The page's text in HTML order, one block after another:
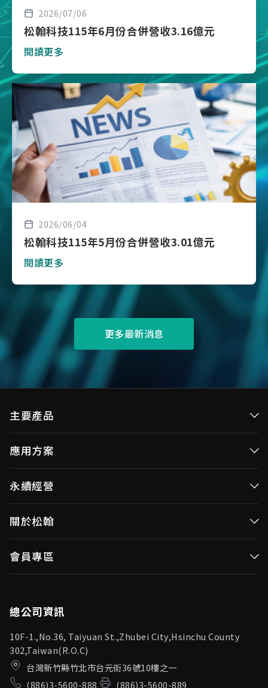
2026/07/06
松翰科技115年6月份合併營收3.16億元
閱讀更多
2026/06/04
松翰科技115年5月份合併營收3.01億元
閱讀更多
更多最新消息
主要產品
視訊/影像控制器
無線視頻傳輸
OID產品(Optical ID)
應用方案
視訊／影像控制器
無線視頻傳輸
永續經營
投資人專區
利害關係人
關於松翰
會員專區
總公司資訊
10F-1.,No.36, Taiyuan St.,Zhubei City,Hsinchu County
302,Taiwan(R.O.C)
台灣新竹縣竹北市台元街36號10樓之一
(886)3-5600-888
(886)3-5600-889